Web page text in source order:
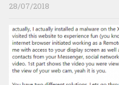
28/07/2018